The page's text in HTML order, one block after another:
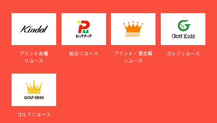
ブランド古着
リユース
総合リユース
ブランド・貴金属
リユース
ゴルフリユース
ゴルフリユース